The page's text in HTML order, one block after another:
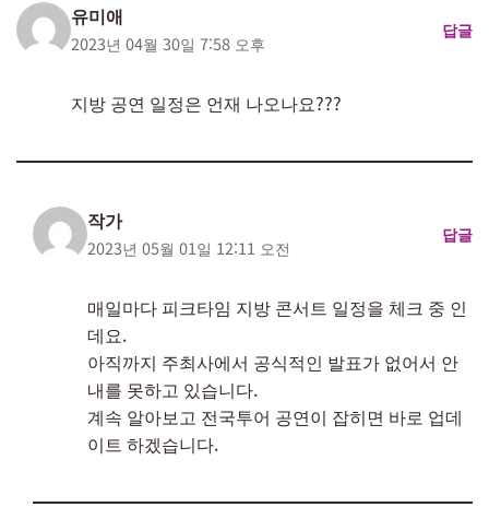
유미애
2023년 04월 30일 7:58 오후
답글
지방 공연 일정은 언재 나오나요???
작가
2023년 05월 01일 12:11 오전
답글
매일마다 피크타임 지방 콘서트 일정을 체크 중 인
데요.
아직까지 주최사에서 공식적인 발표가 없어서 안
내를 못하고 있습니다.
계속 알아보고 전국투어 공연이 잡히면 바로 업데
이트 하겠습니다.